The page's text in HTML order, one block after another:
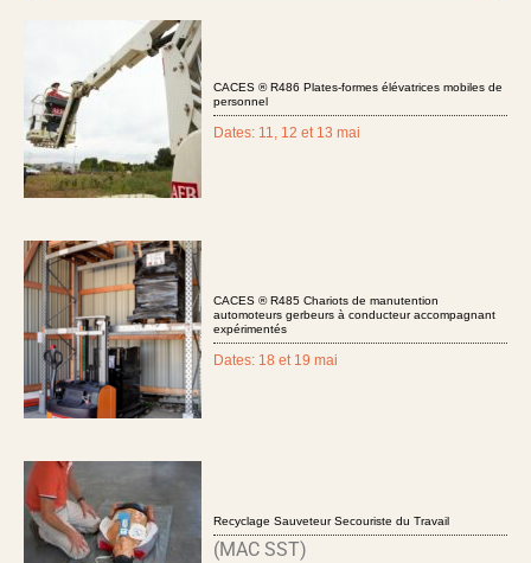
CACES ® R486 Plates-formes élévatrices mobiles de
personnel
Dates: 11, 12 et 13 mai
CACES ® R485 Chariots de manutention
automoteurs gerbeurs à conducteur accompagnant
expérimentés
Dates: 18 et 19 mai
Recyclage Sauveteur Secouriste du Travail
(MAC SST)